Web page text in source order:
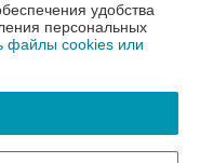
удобства
персональных
файлы cookies или